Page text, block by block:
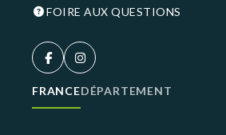
FOIRE AUX QUESTIONS
FRANCEDÉPARTEMENT